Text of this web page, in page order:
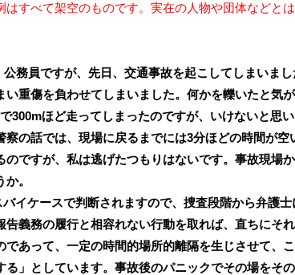
すべて架空のものです。実在の人物や団体などとは
公務員ですが、先日、交通事故を起こしてしまいま
い重傷を負わせてしまいました。何かを轢いたと気
300mほど走ってしまったのですが、いけないと思
察の話では、現場に戻るまでには3分ほどの時間が
のですが、私は逃げたつもりはないです。事故現場
。
イケースで判断されますので、捜査段階から弁護
告義務の履行と相容れない行動を取れば、直ちにそ
であって、一定の時間的場所的離隔を生じさせて、
る」としています。事故後のパニックでその場をそ